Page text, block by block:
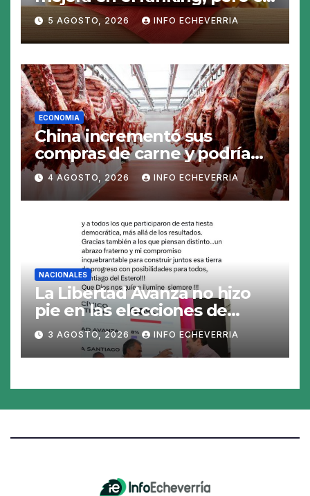
peso sigue sobrevaluado un
19%
5 AGOSTO, 2026 INFO ECHEVERRIA
ECONOMIA
China incrementó sus
compras de carne y podría
abrirse una oportunidad para
la Argentina
4 AGOSTO, 2026 INFO ECHEVERRIA
NACIONALES
La Libertad Avanza no hizo
pie en las elecciones de
Santiago del Estero y perdió
en los 26 municipios
3 AGOSTO, 2026 INFO ECHEVERRIA